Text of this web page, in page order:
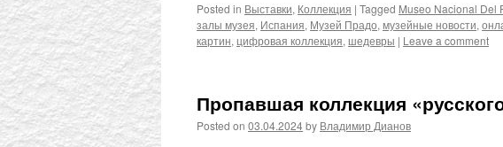
Posted in Выставки, Коллекция | Tagged Museo Nacional Del
залы музея, Испания, Музей Прадо, музейные новости,
картин, цифровая коллекция, шедевры | Leave a comment
Пропавшая коллекция
Posted on 03.04.2024by Владимир Дианов